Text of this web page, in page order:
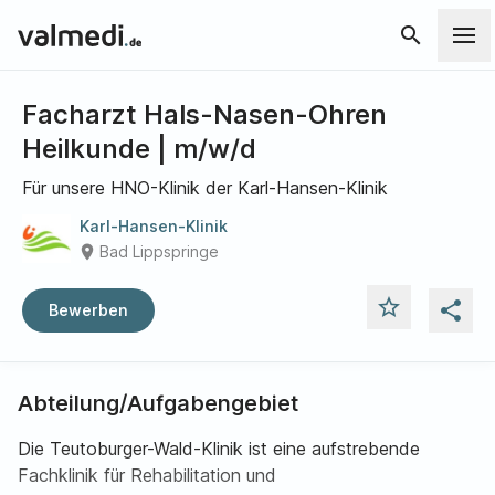
search
Facharzt Hals-Nasen-Ohren
Heilkunde | m/w/d
Für unsere HNO-Klinik der Karl-Hansen-Klinik
Karl-Hansen-Klinik
place Bad Lippspringe
Bewerben star_outline share
Abteilung/Aufgabengebiet
Die Teutoburger-Wald-Klinik ist eine aufstrebende
Fachklinik für Rehabilitation und